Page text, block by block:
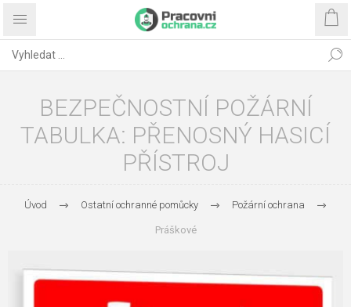
BEZPEČNOSTNÍ POŽÁRNÍ
TABULKA: PŘENOSNÝ HASICÍ
PŘÍSTROJ
Úvod Ostatní ochranné pomůcky Požární ochrana
Práškové